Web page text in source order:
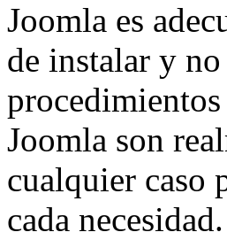
Joomla es
de instalar y
Joomla son
cualquier caso
cada necesidad.